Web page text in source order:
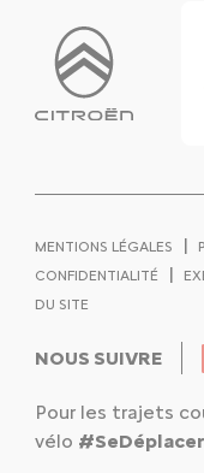
MENTIONS LÉGALES |
CONFIDENTIALITÉ
|
DU SITE
NOUS SUIVRE
Pour les trajets
vélo